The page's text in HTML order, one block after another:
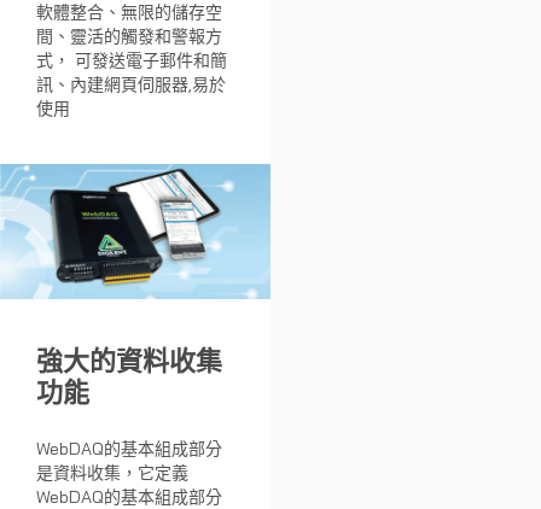
軟體整合、無限的儲存空
間、靈活的觸發和警報方
式， 可發送電子郵件和簡
訊、內建網頁伺服器,易於
使用
強大的資料收集
功能
WebDAQ的基本組成部分
是資料收集，它定義
WebDAQ的基本組成部分